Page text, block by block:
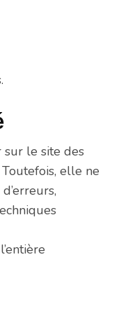
sur le site des
elle ne